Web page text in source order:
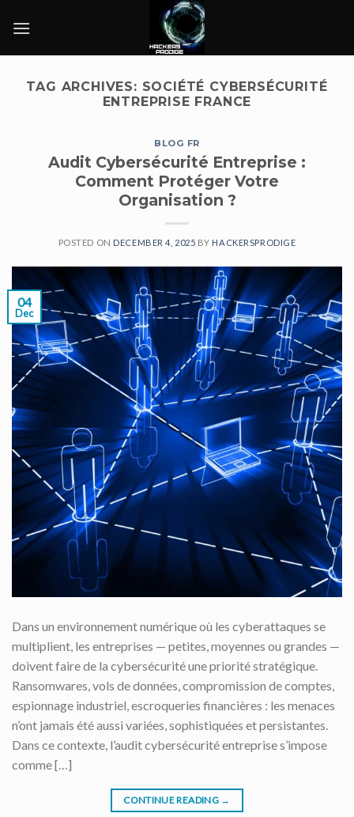
TAG ARCHIVES: SOCIÉTÉ CYBERSÉCURITÉ
ENTREPRISE FRANCE
BLOG FR
Audit Cybersécurité Entreprise :
Comment Protéger Votre
Organisation ?
POSTED ON DECEMBER 4, 2025 BY HACKERSPRODIGE
04
Dec
Dans un environnement numérique où les cyberattaques se
multiplient, les entreprises — petites, moyennes ou grandes —
doivent faire de la cybersécurité une priorité stratégique.
Ransomwares, vols de données, compromission de comptes,
espionnage industriel, escroqueries financières : les menaces
n’ont jamais été aussi variées, sophistiquées et persistantes.
Dans ce contexte, l’audit cybersécurité entreprise s’impose
comme […]
CONTINUE READING →